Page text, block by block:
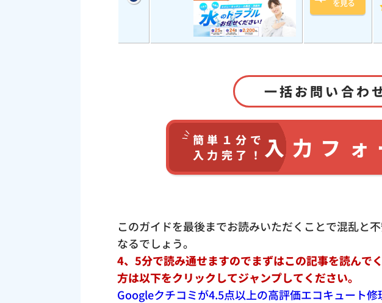
を見る
一括お問い合わ
簡単１分で
入力完了！ 入力フォ
このガイドを最後までお読みいただくことで混乱と
なるでしょう。
4、5分で読み通せますのでまずはこの記事を読んで
方は以下をクリックしてジャンプしてください。
Googleクチコミが4.5点以上の高評価エコキュート修